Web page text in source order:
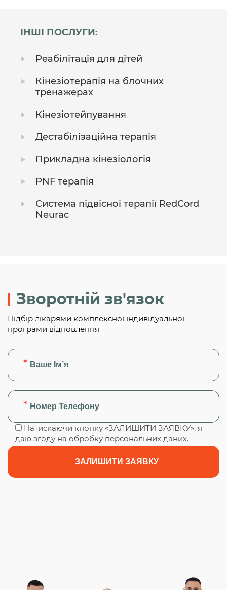
ІНШІ ПОСЛУГИ:
Реабілітація для дітей
Кінезіотерапія на блочних
тренажерах
Кінезіотейпування
Дестабілізаційна терапія
Прикладна кінезіологія
PNF терапія
Система підвісної терапії RedCord
Neurac
Зворотній зв'язок
Підбір лікарями комплексної індивідуальної
програми відновлення
Натискаючи кнопку «ЗАЛИШИТИ ЗАЯВКУ», я
даю згоду на обробку персональних даних.